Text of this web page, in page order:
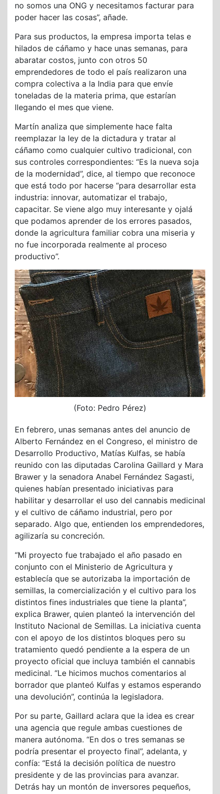
no somos una ONG y necesitamos facturar para
poder hacer las cosas”, añade.
Para sus productos, la empresa importa telas e
hilados de cáñamo y hace unas semanas, para
abaratar costos, junto con otros 50
emprendedores de todo el país realizaron una
compra colectiva a la India para que envíe
toneladas de la materia prima, que estarían
llegando el mes que viene.
Martín analiza que simplemente hace falta
reemplazar la ley de la dictadura y tratar al
cáñamo como cualquier cultivo tradicional, con
sus controles correspondientes: “Es la nueva soja
de la modernidad”, dice, al tiempo que reconoce
que está todo por hacerse “para desarrollar esta
industria: innovar, automatizar el trabajo,
capacitar. Se viene algo muy interesante y ojalá
que podamos aprender de los errores pasados,
donde la agricultura familiar cobra una miseria y
no fue incorporada realmente al proceso
productivo”.
(Foto: Pedro Pérez)
En febrero, unas semanas antes del anuncio de
Alberto Fernández en el Congreso, el ministro de
Desarrollo Productivo, Matías Kulfas, se había
reunido con las diputadas Carolina Gaillard y Mara
Brawer y la senadora Anabel Fernández Sagasti,
quienes habían presentado iniciativas para
habilitar y desarrollar el uso del cannabis medicinal
y el cultivo de cáñamo industrial, pero por
separado. Algo que, entienden los emprendedores,
agilizaría su concreción.
“Mi proyecto fue trabajado el año pasado en
conjunto con el Ministerio de Agricultura y
establecía que se autorizaba la importación de
semillas, la comercialización y el cultivo para los
distintos fines industriales que tiene la planta”,
explica Brawer, quien planteó la intervención del
Instituto Nacional de Semillas. La iniciativa cuenta
con el apoyo de los distintos bloques pero su
tratamiento quedó pendiente a la espera de un
proyecto oficial que incluya también el cannabis
medicinal. “Le hicimos muchos comentarios al
borrador que planteó Kulfas y estamos esperando
una devolución”, continúa la legisladora.
Por su parte, Gaillard aclara que la idea es crear
una agencia que regule ambas cuestiones de
manera autónoma. “En dos o tres semanas se
podría presentar el proyecto final”, adelanta, y
confía: “Está la decisión política de nuestro
presidente y de las provincias para avanzar.
Detrás hay un montón de inversores pequeños,